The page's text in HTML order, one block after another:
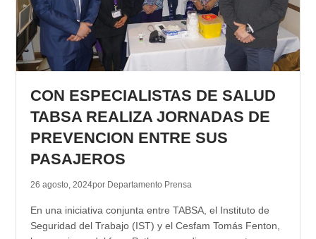
CON ESPECIALISTAS DE SALUD
TABSA REALIZA JORNADAS DE
PREVENCION ENTRE SUS
PASAJEROS
26 agosto, 2024por Departamento Prensa
En una iniciativa conjunta entre TABSA, el Instituto de
Seguridad del Trabajo (IST) y el Cesfam Tomás Fenton,